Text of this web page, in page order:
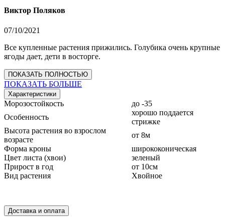
Виктор Поляков
07/10/2021
Все купленные растения прижились. Голубика очень крупные
ягоды дает, дети в восторге.
ПОКАЗАТЬ ПОЛНОСТЬЮ
ПОКАЗАТЬ БОЛЬШЕ
Характеристики
Морозостойкость
до -35
Особенность
хорошо поддается
стрижке
Высота растения во взрослом
возрасте
от 8м
Форма кроны
ширококоническая
Цвет листа (хвои)
зеленый
Прирост в год
от 10см
Вид растения
Хвойное
Доставка и оплата